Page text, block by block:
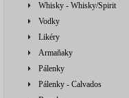
Whisky - Whisky/Spirit
Vodky
Likéry
Armaňaky
Pálenky
Pálenky - Calvados